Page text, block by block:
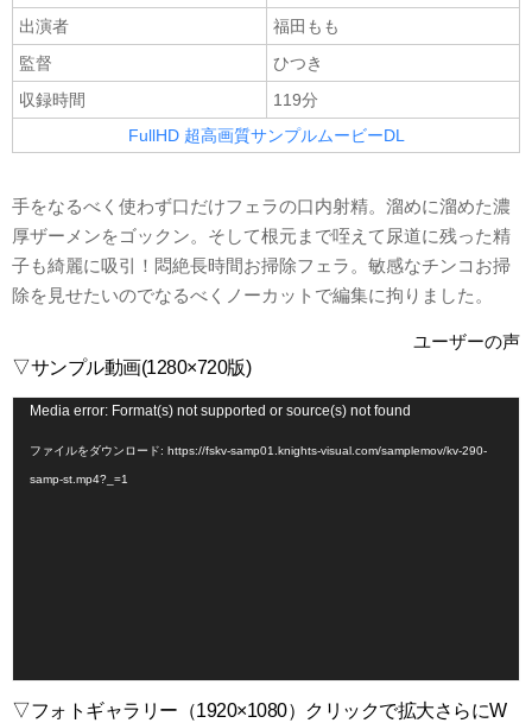
出演者
福田もも
監督
ひつき
収録時間
119分
FullHD 超高画質サンプルムービーDL
手をなるべく使わず口だけフェラの口内射精。溜めに溜めた濃
厚ザーメンをゴックン。そして根元まで咥えて尿道に残った精
子も綺麗に吸引！悶絶長時間お掃除フェラ。敏感なチンコお掃
除を見せたいのでなるべくノーカットで編集に拘りました。
ユーザーの声
▽サンプル動画(1280×720版)
Media error: Format(s) not supported or source(s) not found
ファイルをダウンロード: https://fskv-samp01.knights-visual.com/samplemov/kv-290-
samp-st.mp4?_=1
▽フォトギャラリー（1920×1080）クリックで拡大さらにW